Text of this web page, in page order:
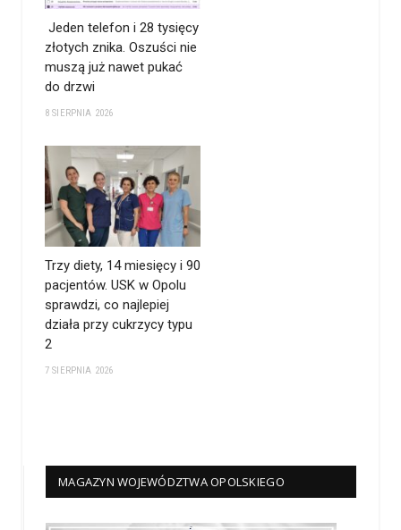
Jeden telefon i 28 tysięcy
złotych znika. Oszuści nie
muszą już nawet pukać
do drzwi
8 SIERPNIA 2026
Trzy diety, 14 miesięcy i 90
pacjentów. USK w Opolu
sprawdzi, co najlepiej
działa przy cukrzycy typu
2
7 SIERPNIA 2026
MAGAZYN WOJEWÓDZTWA OPOLSKIEGO